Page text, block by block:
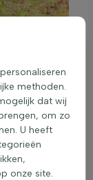
en
200-250. Door
Amerikaanse
methoden.
dat wij
om zo
U heeft
onze site.